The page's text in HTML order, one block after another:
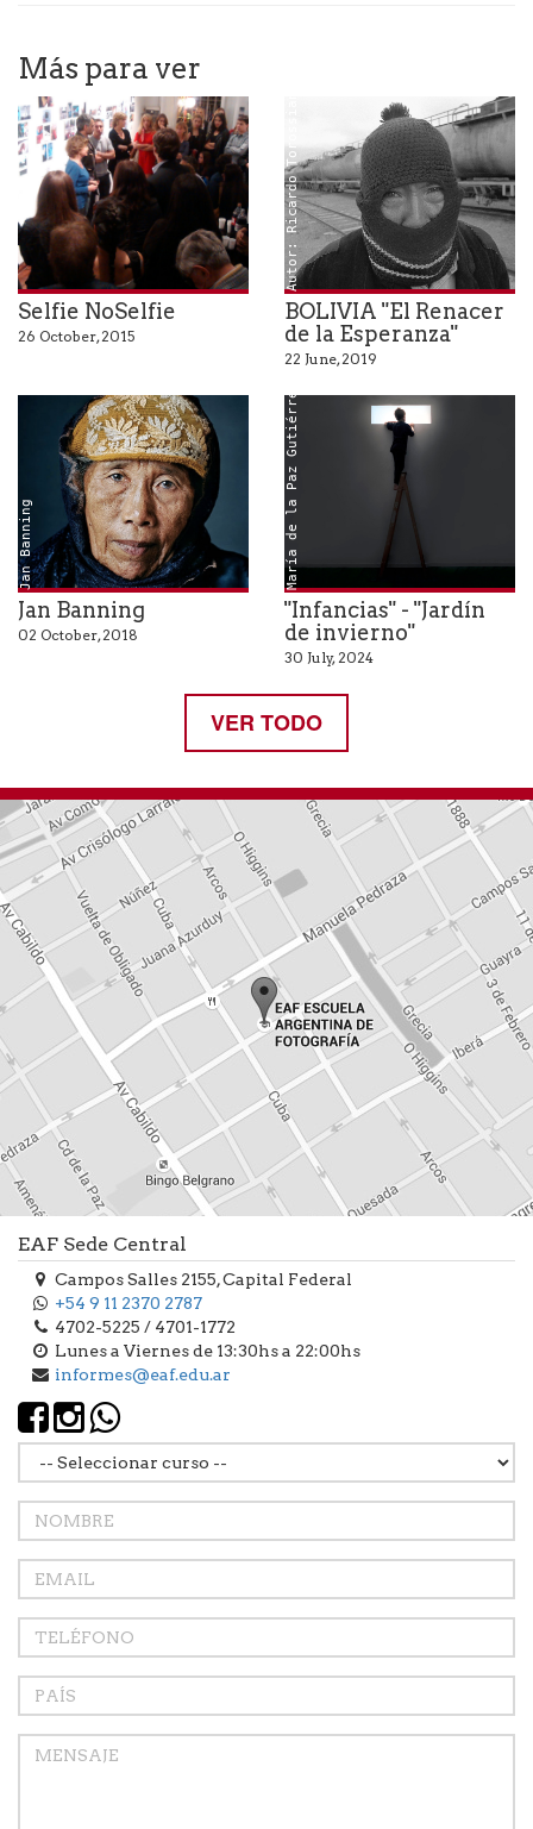
Más para ver
Selfie NoSelfie
26 October, 2015
Autor: Ricardo Torossian
BOLIVIA "El Renacer
de la Esperanza"
22 June, 2019
Jan Banning
Jan Banning
02 October, 2018
María de la Paz Gutiérrez
"Infancias" - "Jardín
de invierno"
30 July, 2024
VER TODO
EAF Sede Central
Campos Salles 2155, Capital Federal
+54 9 11 2370 2787
4702-5225 / 4701-1772
Lunes a Viernes de 13:30hs a 22:00hs
informes@eaf.edu.ar